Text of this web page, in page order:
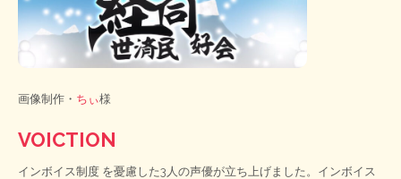
画像制作・ ちぃ様
VOICTION
インボイス制度 を憂慮した3人の声優が立ち上げました。インボイス